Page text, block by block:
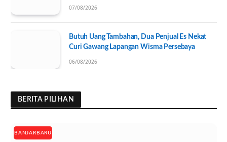
07/08/2026
Butuh Uang Tambahan, Dua Penjual Es Nekat
Curi Gawang Lapangan Wisma Persebaya
06/08/2026
BERITA PILIHAN
BANJARBARU